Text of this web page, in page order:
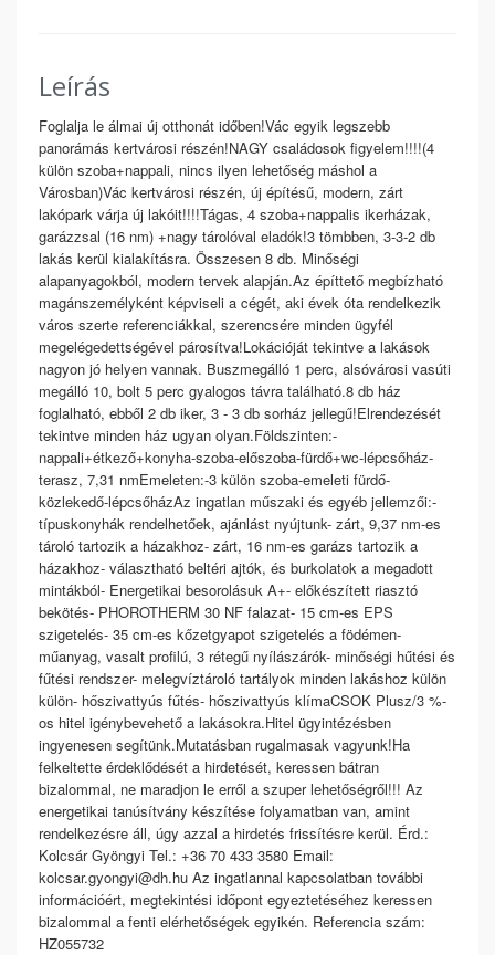
Leírás
Foglalja le álmai új otthonát időben!Vác egyik legszebb
panorámás kertvárosi részén!NAGY családosok figyelem!!!!(4
külön szoba+nappali, nincs ilyen lehetőség máshol a
Városban)Vác kertvárosi részén, új építésű, modern, zárt
lakópark várja új lakóit!!!!Tágas, 4 szoba+nappalis ikerházak,
garázzsal (16 nm) +nagy tárolóval eladók!3 tömbben, 3-3-2 db
lakás kerül kialakításra. Összesen 8 db. Minőségi
alapanyagokból, modern tervek alapján.Az építtető megbízható
magánszemélyként képviseli a cégét, aki évek óta rendelkezik
város szerte referenciákkal, szerencsére minden ügyfél
megelégedettségével párosítva!Lokációját tekintve a lakások
nagyon jó helyen vannak. Buszmegálló 1 perc, alsóvárosi vasúti
megálló 10, bolt 5 perc gyalogos távra található.8 db ház
foglalható, ebből 2 db iker, 3 - 3 db sorház jellegű!Elrendezését
tekintve minden ház ugyan olyan.Földszinten:-
nappali+étkező+konyha-szoba-előszoba-fürdő+wc-lépcsőház-
terasz, 7,31 nmEmeleten:-3 külön szoba-emeleti fürdő-
közlekedő-lépcsőházAz ingatlan műszaki és egyéb jellemzői:-
típuskonyhák rendelhetőek, ajánlást nyújtunk- zárt, 9,37 nm-es
tároló tartozik a házakhoz- zárt, 16 nm-es garázs tartozik a
házakhoz- választható beltéri ajtók, és burkolatok a megadott
mintákból- Energetikai besorolásuk A+- előkészített riasztó
bekötés- PHOROTHERM 30 NF falazat- 15 cm-es EPS
szigetelés- 35 cm-es kőzetgyapot szigetelés a födémen-
műanyag, vasalt profilú, 3 rétegű nyílászárók- minőségi hűtési és
fűtési rendszer- melegvíztároló tartályok minden lakáshoz külön
külön- hőszivattyús fűtés- hőszivattyús klímaCSOK Plusz/3 %-
os hitel igénybevehető a lakásokra.Hitel ügyintézésben
ingyenesen segítünk.Mutatásban rugalmasak vagyunk!Ha
felkeltette érdeklődését a hirdetését, keressen bátran
bizalommal, ne maradjon le erről a szuper lehetőségről!!! Az
energetikai tanúsítvány készítése folyamatban van, amint
rendelkezésre áll, úgy azzal a hirdetés frissítésre kerül. Érd.:
Kolcsár Gyöngyi Tel.: +36 70 433 3580 Email:
kolcsar.gyongyi@dh.hu Az ingatlannal kapcsolatban további
információért, megtekintési időpont egyeztetéséhez keressen
bizalommal a fenti elérhetőségek egyikén. Referencia szám:
HZ055732